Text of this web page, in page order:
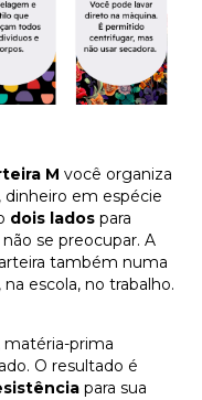
M você organiza
dinheiro em espécie
dois lados para
se preocupar. A
também numa
escola, no trabalho.
matéria-prima
O resultado é
para sua